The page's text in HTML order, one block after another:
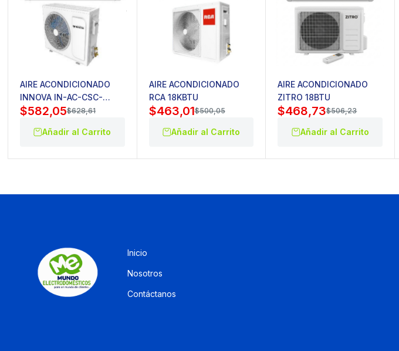
AIRE ACONDICIONADO
INNOVA IN-AC-CSC-
24OA-CH 24BTU
$628,61
$582,05
Añadir al Carrito
AIRE ACONDICIONADO
RCA 18KBTU
$500,05
$463,01
Añadir al Carrito
AIRE ACONDICIONADO
ZITRO 18BTU
$506,23
$468,73
Añadir al Carrito
Inicio
Nosotros
Contáctanos